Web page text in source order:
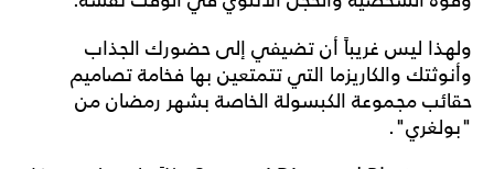
ولهذا ليس غريباً أن تضيفي إلى حضورك الجذاب
وأنوثتك والكاريزما التي تتمتعين بها فخامة تصاميم
حقائب مجموعة الكبسولة الخاصة بشهر رمضان من
"بولغري".